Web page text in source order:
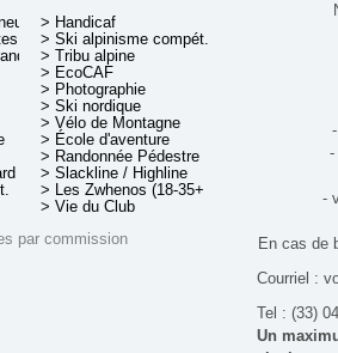
> Handicaf
> Ski alpinisme compét.
> Tribu alpine
> EcoCAF
> Photographie
> Ski nordique
> Vélo de Montagne
> École d'aventure
> Randonnée Pédestre
> Slackline / Highline
> Les Zwhenos (18-35+ ans)
> Vie du Club
par commission
-
-
En cas de
Courriel :
Tel : (33)
Un